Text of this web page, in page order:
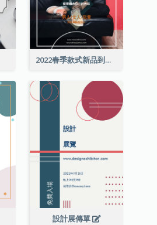
2022春季款式新品到店宣傳單張
設計展傳單